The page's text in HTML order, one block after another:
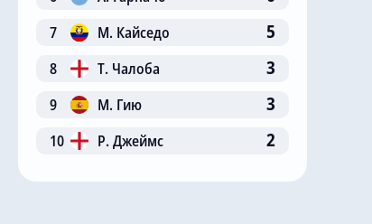
7 М. Кайседо 5
8 Т. Чалоба 3
9 М. Гию 3
10 Р. Джеймс 2